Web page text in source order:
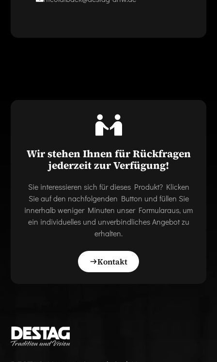
Wir stehen Ihnen für Rückfragen
jederzeit zur Verfügung!
Sie interessieren sich für dieses Produkt? Klicken
Sie auf den nachfolgenden Button und füllen Sie
innerhalb weniger Minuten unser Formularaus, um
ein individuelles und unverbindliches Angebot zu
erhalten.
Kontakt